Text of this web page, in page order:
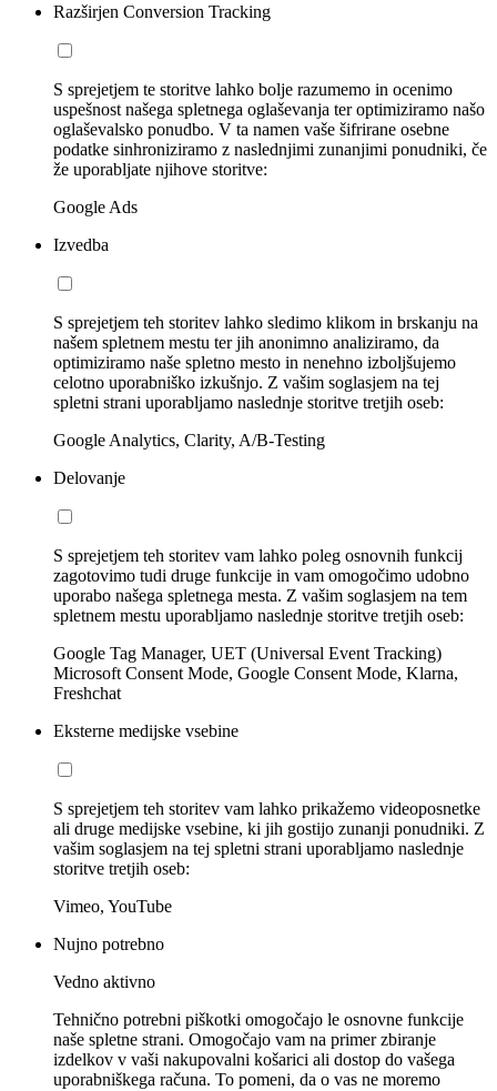
Razširjen Conversion Tracking
S sprejetjem te storitve lahko bolje razumemo in ocenimo
uspešnost našega spletnega oglaševanja ter optimiziramo našo
oglaševalsko ponudbo. V ta namen vaše šifrirane osebne
podatke sinhroniziramo z naslednjimi zunanjimi ponudniki, če
že uporabljate njihove storitve:
Google Ads
Izvedba
S sprejetjem teh storitev lahko sledimo klikom in brskanju na
našem spletnem mestu ter jih anonimno analiziramo, da
optimiziramo naše spletno mesto in nenehno izboljšujemo
celotno uporabniško izkušnjo. Z vašim soglasjem na tej
spletni strani uporabljamo naslednje storitve tretjih oseb:
Google Analytics, Clarity, A/B-Testing
Delovanje
S sprejetjem teh storitev vam lahko poleg osnovnih funkcij
zagotovimo tudi druge funkcije in vam omogočimo udobno
uporabo našega spletnega mesta. Z vašim soglasjem na tem
spletnem mestu uporabljamo naslednje storitve tretjih oseb:
Google Tag Manager, UET (Universal Event Tracking)
Microsoft Consent Mode, Google Consent Mode, Klarna,
Freshchat
Eksterne medijske vsebine
S sprejetjem teh storitev vam lahko prikažemo videoposnetke
ali druge medijske vsebine, ki jih gostijo zunanji ponudniki. Z
vašim soglasjem na tej spletni strani uporabljamo naslednje
storitve tretjih oseb:
Vimeo, YouTube
Nujno potrebno
Vedno aktivno
Tehnično potrebni piškotki omogočajo le osnovne funkcije
naše spletne strani. Omogočajo vam na primer zbiranje
izdelkov v vaši nakupovalni košarici ali dostop do vašega
uporabniškega računa. To pomeni, da o vas ne moremo